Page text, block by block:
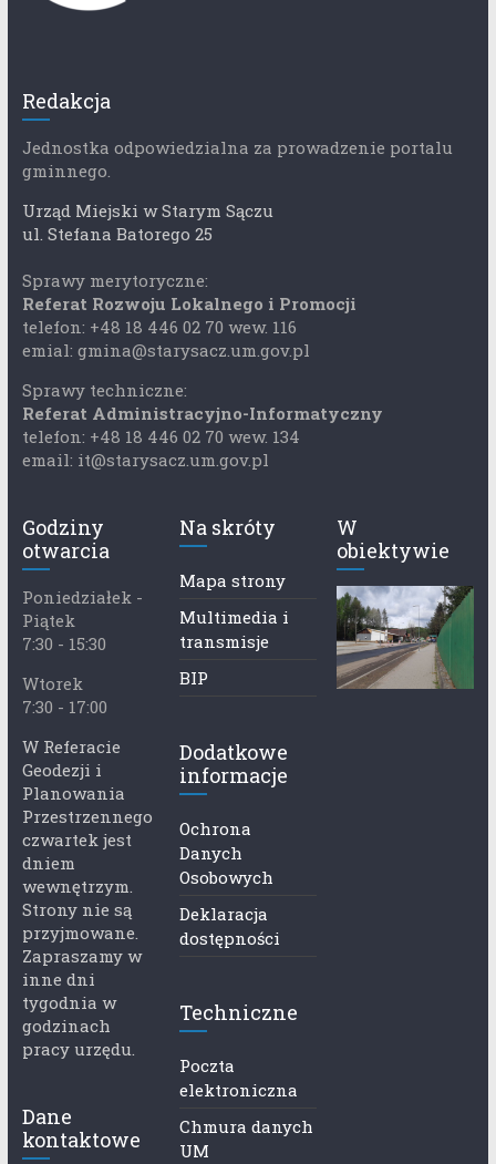
Redakcja
Jednostka odpowiedzialna za prowadzenie portalu
gminnego.
Urząd Miejski w Starym Sączu
ul. Stefana Batorego 25
Sprawy merytoryczne:
Referat Rozwoju Lokalnego i Promocji
telefon: +48 18 446 02 70 wew. 116
emial: gmina@starysacz.um.gov.pl
Sprawy techniczne:
Referat Administracyjno-Informatyczny
telefon: +48 18 446 02 70 wew. 134
email: it@starysacz.um.gov.pl
Godziny
otwarcia
Poniedziałek -
Piątek
7:30 - 15:30
Wtorek
7:30 - 17:00
W Referacie
Geodezji i
Planowania
Przestrzennego
czwartek jest
dniem
wewnętrzym.
Strony nie są
przyjmowane.
Zapraszamy w
inne dni
tygodnia w
godzinach
pracy urzędu.
Dane
kontaktowe
Na skróty
Mapa strony
Multimedia i
transmisje
BIP
Dodatkowe
informacje
Ochrona
Danych
Osobowych
Deklaracja
dostępności
Techniczne
Poczta
elektroniczna
Chmura danych
UM
W
obiektywie